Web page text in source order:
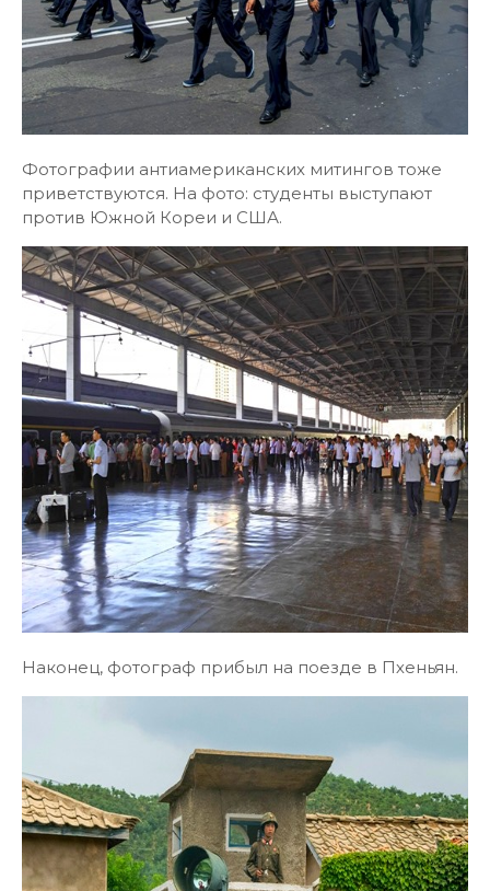
Фотографии антиамериканских митингов тоже
приветствуются. На фото: студенты выступают
против Южной Кореи и США.
Наконец, фотограф прибыл на поезде в Пхеньян.